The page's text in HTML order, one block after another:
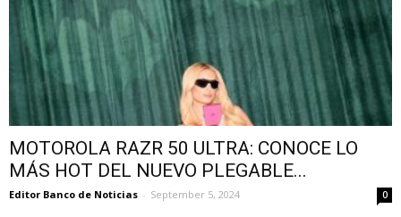
MOTOROLA RAZR 50 ULTRA: CONOCE LO
MÁS HOT DEL NUEVO PLEGABLE...
Editor Banco de Noticias - September 5, 2024 0